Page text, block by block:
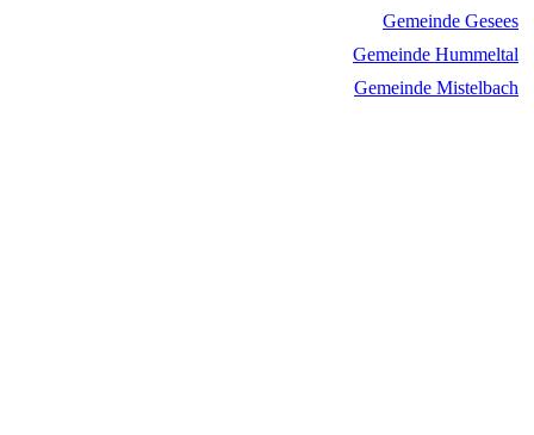
Gemeinde Gesees
Gemeinde Hummeltal
Gemeinde Mistelbach